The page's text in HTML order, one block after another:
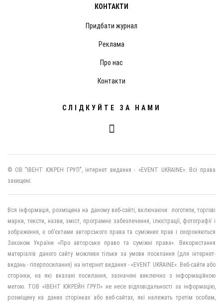
КОНТАКТИ
Придбати журнал
Реклама
Про нас
Контакти
СЛІДКУЙТЕ ЗА НАМИ
© ОВ "ІВЕНТ ЮКРЕН ГРУП", інтернет видання - «EVENT UKRAINE». Всі права
захищені.
Вся інформація, розміщена на даному веб-сайті, включаючи: логотипи, торгові
марки, тексти, назви, зміст, програмне забезпечення, ілюстрації, фотографії і
зображення, є об’єктами авторського права та суміжних прав і охороняються
Законом України «Про авторське право та суміжні права». Використання
матеріалів даного сайту можливе тільки за умови посилання (для інтернет-
видань - гіперпосилання) на інтернет видання - «EVENT UKRAINE». Веб-сайти або
сторінки, на які вказані посилання, зазначені виключно з інформаційною
метою. ТОВ «ІВЕНТ ЮКРЕЙН ГРУП» не несе відповідальності за інформацію,
розміщену на даних сторінках або веб-сайтах, які належать третім особам,